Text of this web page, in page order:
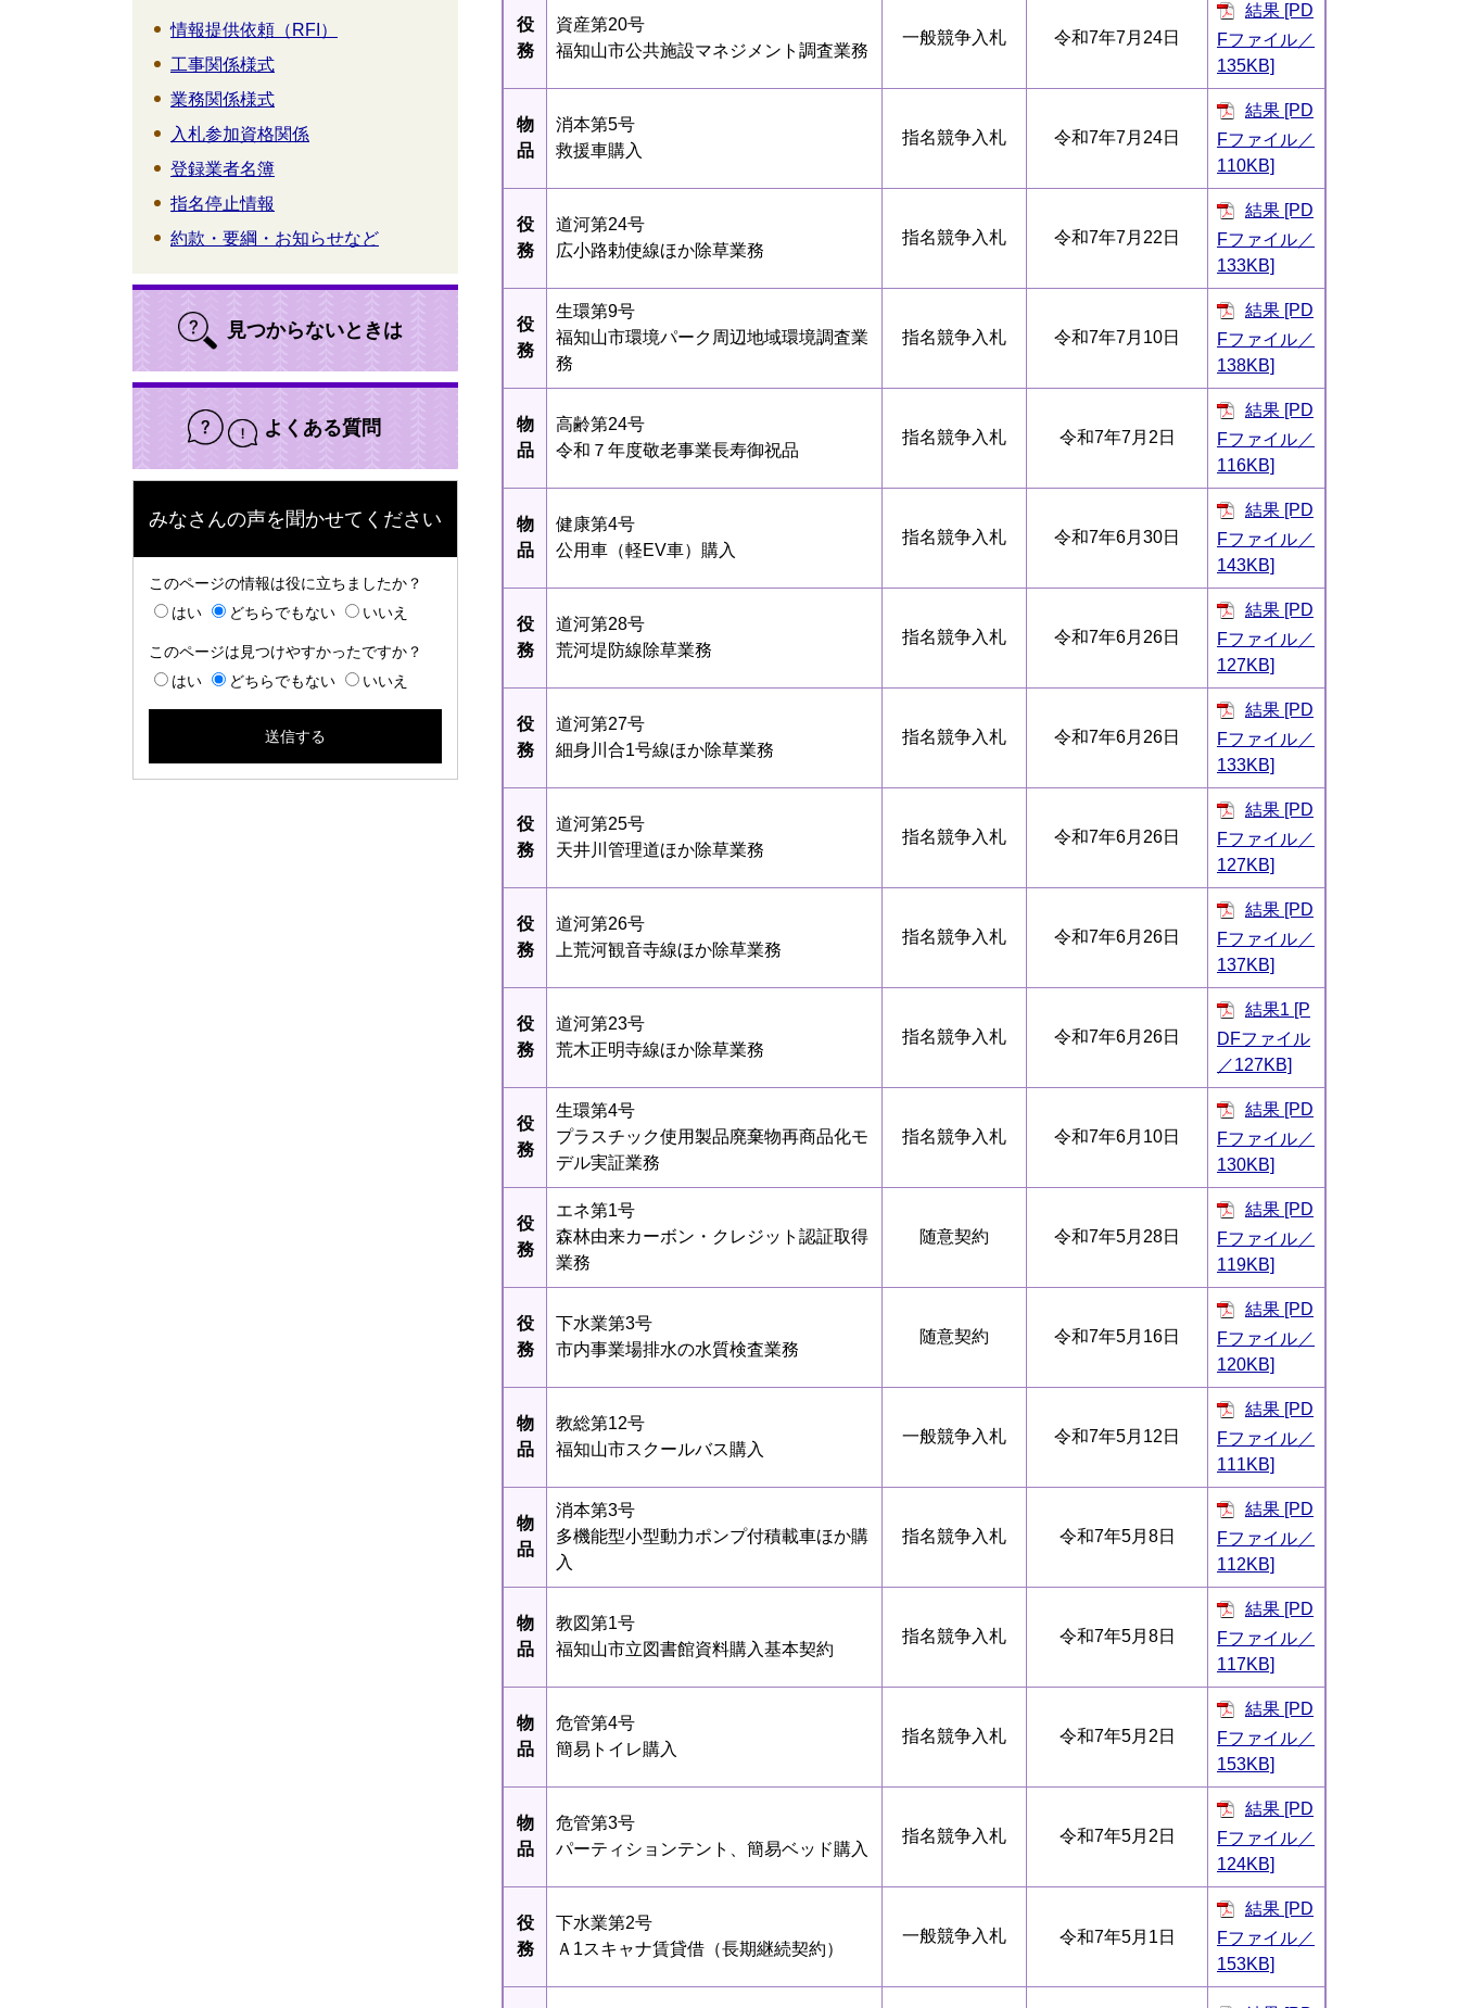
役
務
資産第20号
福知山市公共施設マネジメント調査業務
一般競争入札 令和7年7月24日
結果 [PD
Fファイル／
135KB]
物
品
消本第5号
救援車購入
指名競争入札 令和7年7月24日
結果 [PD
Fファイル／
110KB]
役
務
道河第24号
広小路勅使線ほか除草業務
指名競争入札 令和7年7月22日
結果 [PD
Fファイル／
133KB]
役
務
生環第9号
福知山市環境パーク周辺地域環境調査業
務
指名競争入札 令和7年7月10日
結果 [PD
Fファイル／
138KB]
物
品
高齢第24号
令和７年度敬老事業長寿御祝品
指名競争入札 令和7年7月2日
結果 [PD
Fファイル／
116KB]
物
品
健康第4号
公用車（軽EV車）購入
指名競争入札 令和7年6月30日
結果 [PD
Fファイル／
143KB]
役
務
道河第28号
荒河堤防線除草業務
指名競争入札 令和7年6月26日
結果 [PD
Fファイル／
127KB]
役
務
道河第27号
細身川合1号線ほか除草業務
指名競争入札 令和7年6月26日
結果 [PD
Fファイル／
133KB]
役
務
道河第25号
天井川管理道ほか除草業務
指名競争入札 令和7年6月26日
結果 [PD
Fファイル／
127KB]
役
務
道河第26号
上荒河観音寺線ほか除草業務
指名競争入札 令和7年6月26日
結果 [PD
Fファイル／
137KB]
役
務
道河第23号
荒木正明寺線ほか除草業務
指名競争入札 令和7年6月26日
結果1 [P
DFファイル
／127KB]
役
務
生環第4号
プラスチック使用製品廃棄物再商品化モ
デル実証業務
指名競争入札 令和7年6月10日
結果 [PD
Fファイル／
130KB]
役
務
エネ第1号
森林由来カーボン・クレジット認証取得
業務
随意契約 令和7年5月28日
結果 [PD
Fファイル／
119KB]
役
務
下水業第3号
市内事業場排水の水質検査業務
随意契約 令和7年5月16日
結果 [PD
Fファイル／
120KB]
物
品
教総第12号
福知山市スクールバス購入
一般競争入札 令和7年5月12日
結果 [PD
Fファイル／
111KB]
物
品
消本第3号
多機能型小型動力ポンプ付積載車ほか購
入
指名競争入札 令和7年5月8日
結果 [PD
Fファイル／
112KB]
物
品
教図第1号
福知山市立図書館資料購入基本契約
指名競争入札 令和7年5月8日
結果 [PD
Fファイル／
117KB]
物
品
危管第4号
簡易トイレ購入
指名競争入札 令和7年5月2日
結果 [PD
Fファイル／
153KB]
物
品
危管第3号
パーティションテント、簡易ベッド購入
指名競争入札 令和7年5月2日
結果 [PD
Fファイル／
124KB]
役
務
下水業第2号
Ａ1スキャナ賃貸借（長期継続契約）
一般競争入札 令和7年5月1日
結果 [PD
Fファイル／
153KB]
情報提供依頼（RFI）
工事関係様式
業務関係様式
入札参加資格関係
登録業者名簿
指名停止情報
約款・要綱・お知らせなど
見つからないときは
よくある質問
みなさんの声を聞かせてください
このページの情報は役に立ちましたか？
はい
どちらでもない いいえ
このページは見つけやすかったですか？
はい
どちらでもない いいえ